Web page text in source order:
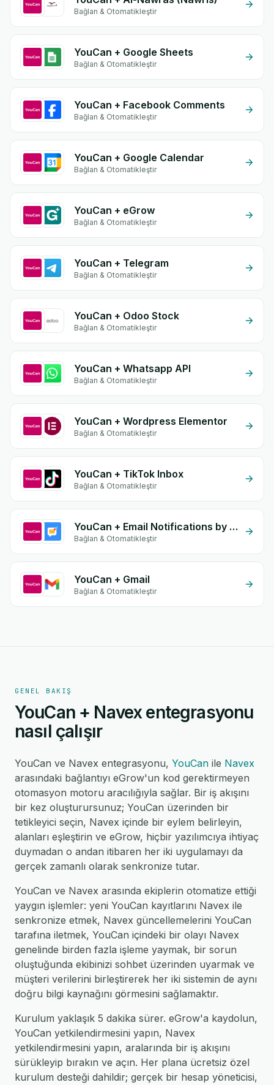
Bağlan & Otomatikleştir
YouCan + Google Sheets
Bağlan & Otomatikleştir
YouCan + Facebook Comments
Bağlan & Otomatikleştir
YouCan + Google Calendar
Bağlan & Otomatikleştir
YouCan + eGrow
Bağlan & Otomatikleştir
YouCan + Telegram
Bağlan & Otomatikleştir
YouCan + Odoo Stock
Bağlan & Otomatikleştir
YouCan + Whatsapp API
Bağlan & Otomatikleştir
YouCan + Wordpress Elementor
Bağlan & Otomatikleştir
YouCan + TikTok Inbox
Bağlan & Otomatikleştir
YouCan + Email Notifications by eGrow
Bağlan & Otomatikleştir
YouCan + Gmail
Bağlan & Otomatikleştir
GENEL BAKIŞ
YouCan + Navex entegrasyonu
nasıl çalışır
YouCan ve Navex entegrasyonu, YouCan ile Navex
arasındaki bağlantıyı eGrow'un kod gerektirmeyen
otomasyon motoru aracılığıyla sağlar. Bir iş akışını
bir kez oluşturursunuz; YouCan üzerinden bir
tetikleyici seçin, Navex içinde bir eylem belirleyin,
alanları eşleştirin ve eGrow, hiçbir yazılımcıya ihtiyaç
duymadan o andan itibaren her iki uygulamayı da
gerçek zamanlı olarak senkronize tutar.
YouCan ve Navex arasında ekiplerin otomatize ettiği
yaygın işlemler: yeni YouCan kayıtlarını Navex ile
senkronize etmek, Navex güncellemelerini YouCan
tarafına iletmek, YouCan içindeki bir olayı Navex
genelinde birden fazla işleme yaymak, bir sorun
oluştuğunda ekibinizi sohbet üzerinden uyarmak ve
müşteri verilerini birleştirerek her iki sistemin de aynı
doğru bilgi kaynağını görmesini sağlamaktır.
Kurulum yaklaşık 5 dakika sürer. eGrow'a kaydolun,
YouCan yetkilendirmesini yapın, Navex
yetkilendirmesini yapın, aralarında bir iş akışını
sürükleyip bırakın ve açın. Her plana ücretsiz özel
kurulum desteği dahildir; gerçek bir hesap yöneticisi,